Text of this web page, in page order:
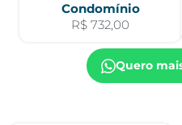
Condomínio
R$ 732,00
Quero